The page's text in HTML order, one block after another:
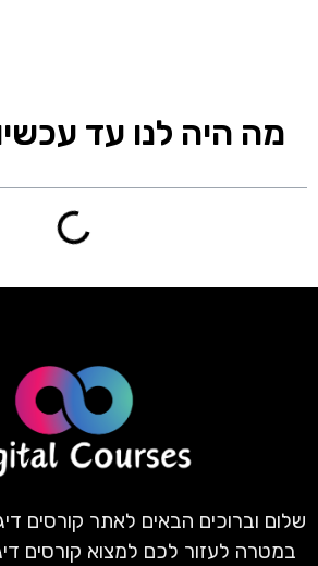
מה היה לנו עד
שלום וברוכים הבאים לאתר קורסים
במטרה לעזור לכם למצוא קורסים